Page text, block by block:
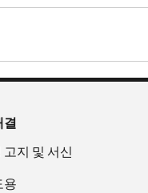
결
고지 및 서신
용